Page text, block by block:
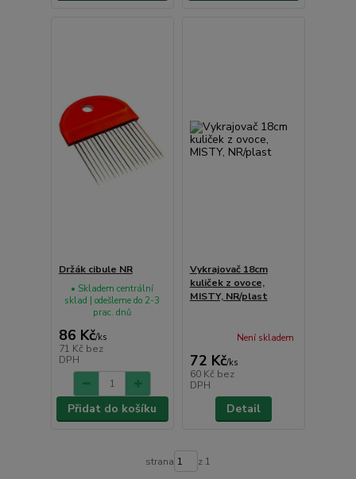
Držák cibule NR
86 Kč/ks
71 Kč bez
DPH
• Skladem centrální
sklad | odešleme do 2-3
prac. dnů
Přidat do košíku
Vykrajovač 18cm
kuliček z ovoce,
MISTY, NR/plast
72 Kč/ks
60 Kč bez
DPH
Není skladem
Detail
strana z 1